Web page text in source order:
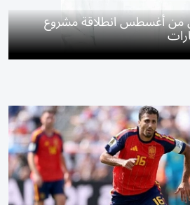
من أغسطس انطلاقة مشروع